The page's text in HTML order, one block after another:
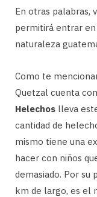
En otras palabras,
permitirá entrar
naturaleza
Como te
Quetzal cuenta
Helechos lleva
cantidad de
mismo tiene una
hacer con niños
demasiado. Por su
km de largo, es el